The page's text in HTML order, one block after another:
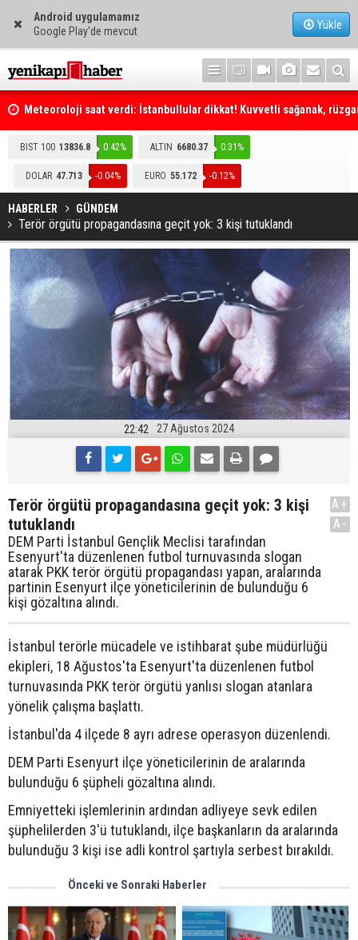
Android uygulamamız
Google Play'de mevcut
Yükle
Meteoroloji saat verdi: İstanbullular dikkat! Kuvvetli sağanak,
fırtına geliyor... Tedbirinizi alın
Emniyet Genel Müdürlüğüne (EGM) 6 bin 250 kadro ihdas edildi
BIST 100 13836.8 0.42% ALTIN 6680.37 0.31%
DOLAR 47.713 -0.04% EURO 55.172 -0.12%
HABERLER GÜNDEM
Terör örgütü propagandasına geçit yok: 3 kişi tutuklandı
22:42 27 Ağustos 2024
Terör örgütü propagandasına geçit yok: 3 kişi
tutuklandı
DEM Parti İstanbul Gençlik Meclisi tarafından
Esenyurt'ta düzenlenen futbol turnuvasında slogan
atarak PKK terör örgütü propagandası yapan, aralarında
partinin Esenyurt ilçe yöneticilerinin de bulunduğu 6
kişi gözaltına alındı.
A+
A-
İstanbul terörle mücadele ve istihbarat şube müdürlüğü
ekipleri, 18 Ağustos'ta Esenyurt'ta düzenlenen futbol
turnuvasında PKK terör örgütü yanlısı slogan atanlara
yönelik çalışma başlattı.
İstanbul'da 4 ilçede 8 ayrı adrese operasyon düzenlendi.
DEM Parti Esenyurt ilçe yöneticilerinin de aralarında
bulunduğu 6 şüpheli gözaltına alındı.
Emniyetteki işlemlerinin ardından adliyeye sevk edilen
şüphelilerden 3'ü tutuklandı, ilçe başkanların da aralarında
bulunduğu 3 kişi ise adli kontrol şartıyla serbest bırakıldı.
Önceki ve Sonraki Haberler